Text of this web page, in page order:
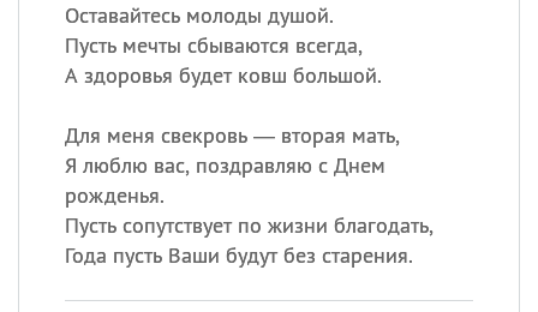
Оставайтесь молоды душой.
Пусть мечты сбываются всегда,
А здоровья будет ковш большой.
Для меня свекровь — вторая мать,
Я люблю вас, поздравляю с Днем
рожденья.
Пусть сопутствует по жизни благодать,
Года пусть Ваши будут без старения.